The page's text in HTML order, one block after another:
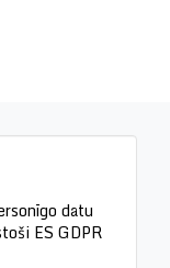
datu
ES GDPR